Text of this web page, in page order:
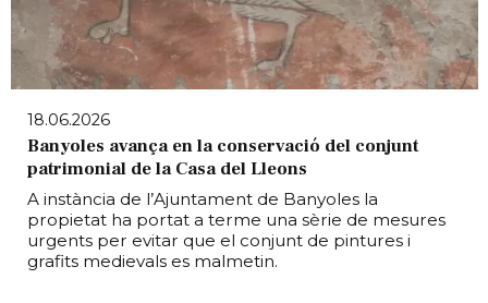
18.06.2026
Banyoles avança en la conservació del conjunt
patrimonial de la Casa del Lleons
A instància de l’Ajuntament de Banyoles la
propietat ha portat a terme una sèrie de mesures
urgents per evitar que el conjunt de pintures i
grafits medievals es malmetin.